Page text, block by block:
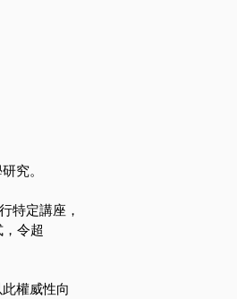
究。
特定講座，
令超
權威性向